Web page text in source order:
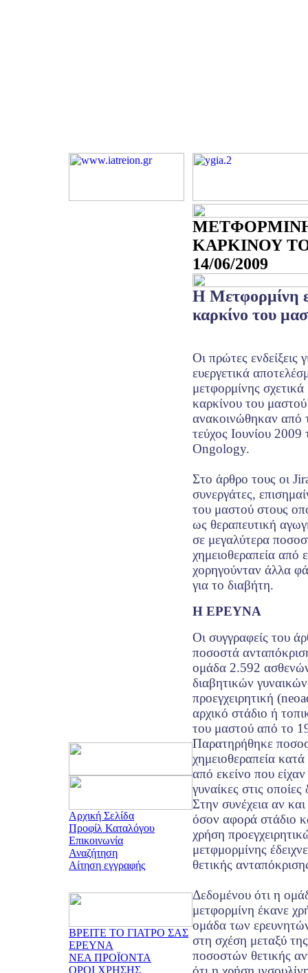
Αρχική Σελίδα
Προφίλ Καταλόγου
Επικοινωνία
Αναζήτηση
Αίτηση εγγραφής
ΒΡΕΙΤΕ ΤΟ ΓΙΑΤΡΟ ΣΑΣ
ΕΡΕΥΝΑ
ΝΕΑ ΠΡΟΪΟΝΤΑ
ΟΡΟΙ ΧΡΗΣΗΣ
ΚΑΡΚΙΝΟΥ
14/06/2009
Η Μετφορμίνη
καρκίνο του
Οι πρώτες ενδείξεις
ευεργετικά
μετφορμίνης
καρκίνου του
ανακοινώθηκαν από
τεύχος Ιουνίου
Ongology.
Στο άρθρο τους οι
συνεργάτες,
του μαστού στους
ως θεραπευτική
σε μεγαλύτερα
χημειοθεραπεία από
χορηγούνταν άλλα
για το διαβήτη.
Η ΕΡΕΥΝΑ
Οι συγγραφείς του
ποσοστά
ομάδα 2.592
διαβητικών
προεγχειρητική
αρχικό στάδιο ή
του μαστού από το
Παρατηρήθηκε
χημειοθεραπεία
από εκείνο που
γυναίκες στις
Στην συνέχεια αν
όσον αφορά στάδιο
χρήση
μετφμορμίνης
θετικής
Δεδομένου ότι η
μετφορμίνη έκανε
ομάδα των ερευνητών
στη σχέση μεταξύ
ποσοστών θετικής